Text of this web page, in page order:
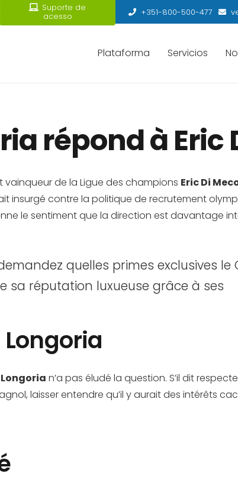
Suporte de
acesso +351-800-500-477
Plataforma Servicios
répond à Eric
vainqueur de la Ligue des champions Eric Di
insurgé contre la politique de recrutement
le sentiment que la direction est davantage
quelles primes exclusives
sa réputation luxueuse grâce à ses
n’a pas éludé la question. S’il dit
laisser entendre qu’il y aurait des intérêts